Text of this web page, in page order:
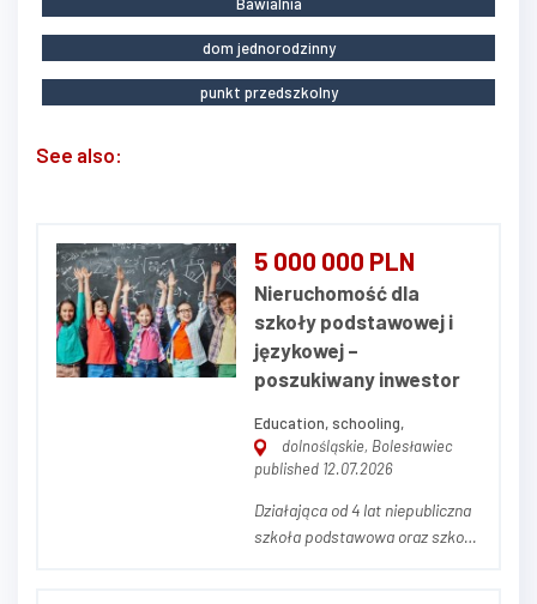
dom jednorodzinny
punkt przedszkolny
See also:
5 000 000 PLN
Nieruchomość dla
szkoły podstawowej i
językowej –
poszukiwany inwestor
Education, schooling,
dolnośląskie, Bolesławiec
published 12.07.2026
Działająca od 4 lat niepubliczna
szkoła podstawowa oraz szkoła